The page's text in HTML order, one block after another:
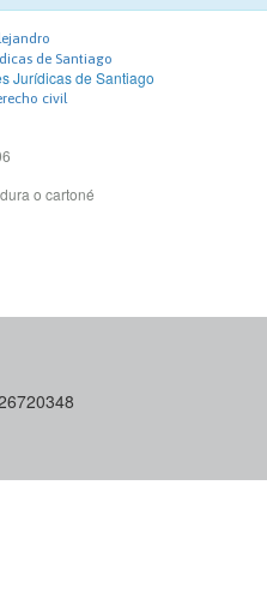
de Santiago
Jurídicas de Santiago
civil
o cartoné